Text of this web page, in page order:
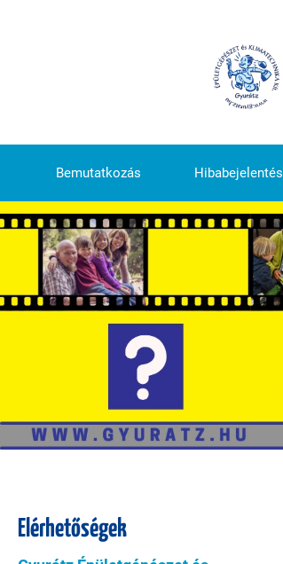
Bemutatkozás Hibabejelentés
Elérhetőségek